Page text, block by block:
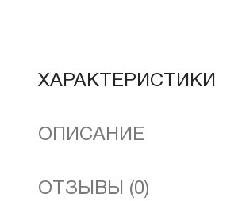
ХАРАКТЕРИСТИКИ
ОПИСАНИЕ
ОТЗЫВЫ (0)